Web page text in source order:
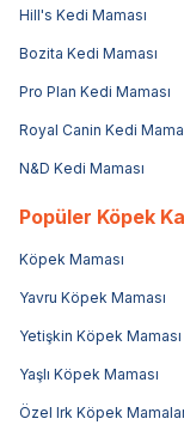
Hill's Kedi Maması
Bozita Kedi Maması
Pro Plan Kedi Maması
Royal Canin Kedi
N&D Kedi Maması
Popüler Köpek
Köpek Maması
Yavru Köpek Maması
Yetişkin Köpek Maması
Yaşlı Köpek Maması
Özel Irk Köpek